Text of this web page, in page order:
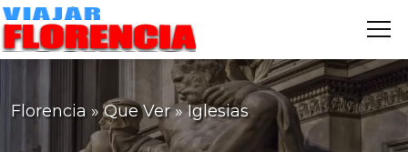
VIAJAR
Florencia »Que Ver »Iglesias